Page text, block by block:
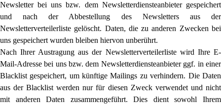
Newsletter bei uns bzw. dem Newsletterdiensteanbieter gespeichert
und nach der Abbestellung des Newsletters aus der
Newsletterverteilerliste gelöscht. Daten, die zu anderen Zwecken bei
uns gespeichert wurden bleiben hiervon unberührt.
Nach Ihrer Austragung aus der Newsletterverteilerliste wird Ihre E-
Mail-Adresse bei uns bzw. dem Newsletterdiensteanbieter ggf. in einer
Blacklist gespeichert, um künftige Mailings zu verhindern. Die Daten
aus der Blacklist werden nur für diesen Zweck verwendet und nicht
mit anderen Daten zusammengeführt. Dies dient sowohl Ihrem